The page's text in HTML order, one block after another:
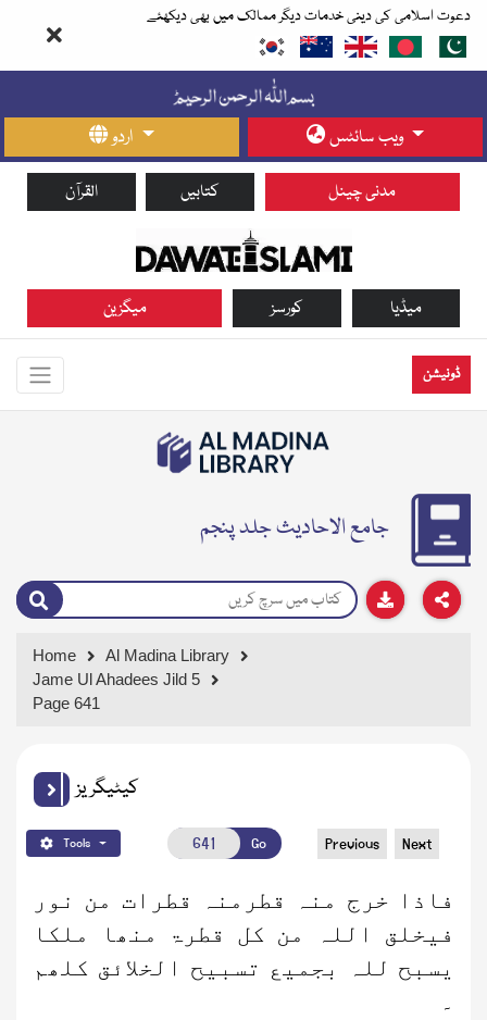
دعوت اسلامی کی دینی خدمات دیگر ممالک میں بھی دیکھئے
اردو ویب سائٹس
القرآن کتابیں مدنی چینل
میگزین کورسز میڈیا
ڈونیشن
جامع الاحادیث جلد پنجم
Home
Al Madina Library
Jame Ul Ahadees Jild 5
Page 641
کیٹیگریز
Tools Go Previous Next
فاذا خرج منہ قطرمنہ قطرات من نور
فیخلق اللہ من کل قطرۃ منھا ملکا
یسبح للہ بجمیع تسبیح الخلائق کلھم
۔